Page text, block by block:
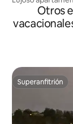
Birmingham
Otros
Superanfitrión
Superanfitrión